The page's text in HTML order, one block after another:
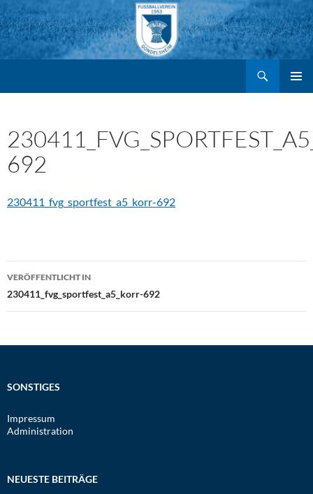
Zum
Inhalt
springen
692
230411_fvg_sportfest_a5_korr-692
Beitragsnavigation
VERÖFFENTLICHT IN
230411_fvg_sportfest_a5_korr-692
SONSTIGES
Impressum
Administration
NEUESTE BEITRÄGE